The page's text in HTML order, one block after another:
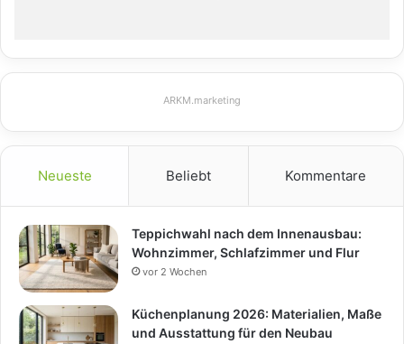
ARKM.marketing
Neueste Beliebt Kommentare
Teppichwahl nach dem Innenausbau:
Wohnzimmer, Schlafzimmer und Flur
vor 2 Wochen
Küchenplanung 2026: Materialien, Maße
und Ausstattung für den Neubau